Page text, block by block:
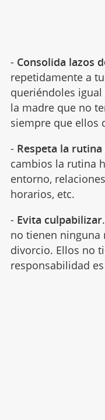
- Consolida lazos
repetidamente a
queriéndoles
la madre que no
siempre que ellos
- Respeta la
cambios la rutina
entorno,
horarios, etc.
- Evita culpabilizar
no tienen ninguna
divorcio. Ellos no
responsabilidad